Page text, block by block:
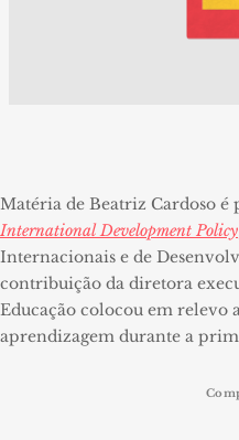
Matéria de Beatriz Cardoso
International Development Policy
Internacionais e de
contribuição da diretora
Educação colocou em
aprendizagem durante a